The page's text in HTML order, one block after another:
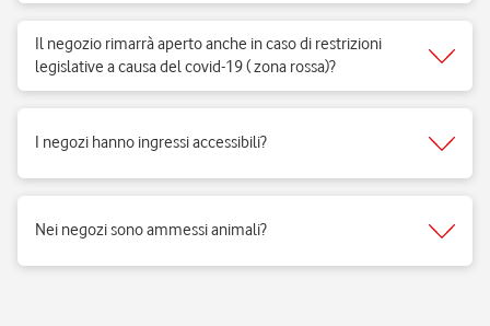
Il negozio rimarrà aperto anche in caso di restrizioni
legislative a causa del covid-19 ( zona rossa)?
I negozi hanno ingressi accessibili?
Nei negozi sono ammessi animali?